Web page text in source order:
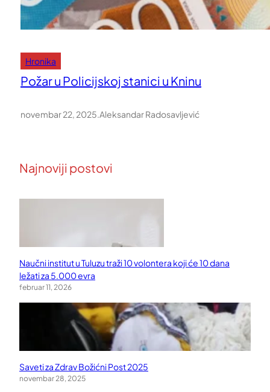
Hronika
Požar u Policijskoj stanici u Kninu
novembar 22, 2025.Aleksandar Radosavljević
Najnoviji postovi
Naučni institut u Tuluzu traži 10 volontera koji će 10 dana
ležati za 5.000 evra
februar 11, 2026
Saveti za Zdrav Božićni Post 2025
novembar 28, 2025